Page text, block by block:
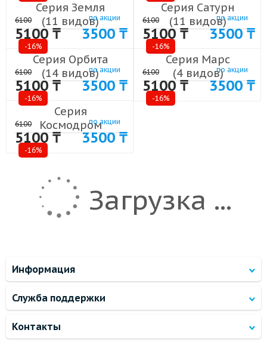
Серия Земля
(11 видов)
-16%
6100
5100 ₸
по акции
3500 ₸
Серия Сатурн
(11 видов)
-16%
6100
5100 ₸
по акции
3500 ₸
Серия Орбита
(14 видов)
-16%
6100
5100 ₸
по акции
3500 ₸
Серия Марс
(4 видов)
-16%
6100
5100 ₸
по акции
3500 ₸
Серия
Космодром
(9 видов)
-16%
6100
5100 ₸
по акции
3500 ₸
Загрузка ...
Информация
Служба поддержки
Контакты